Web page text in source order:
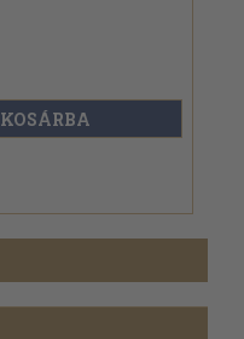
KOSÁRBA